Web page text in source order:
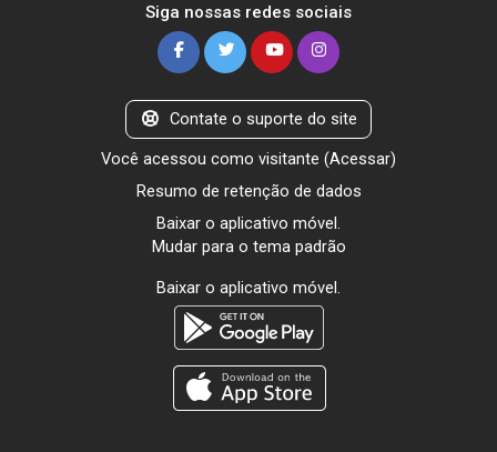
Siga nossas redes sociais
Contate o suporte do site
Você acessou como visitante (Acessar)
Resumo de retenção de dados
Baixar o aplicativo móvel.
Mudar para o tema padrão
Baixar o aplicativo móvel.